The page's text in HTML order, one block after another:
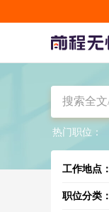
热门职位：
工作地点：
职位分类：